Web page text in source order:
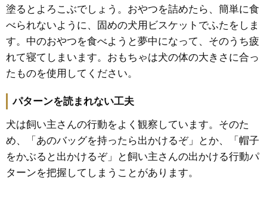
塗るとよろこぶでしょう。おやつを詰めたら、簡単に食
べられないように、固めの犬用ビスケットでふたをしま
す。中のおやつを食べようと夢中になって、そのうち疲
れて寝てしまいます。おもちゃは犬の体の大きさに合っ
たものを使用してください。
パターンを読まれない工夫
犬は飼い主さんの行動をよく観察しています。そのた
め、「あのバッグを持ったら出かけるぞ」とか、「帽子
をかぶると出かけるぞ」と飼い主さんの出かける行動パ
ターンを把握してしまうことがあります。